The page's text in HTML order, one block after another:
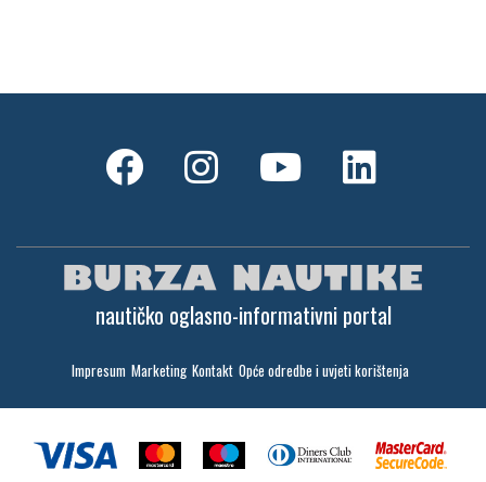
2008, 27 x 6.5 m, Volvo penta 350 KS
nautičko oglasno-informativni portal
Impresum Marketing Kontakt Opće odredbe i uvjeti korištenja